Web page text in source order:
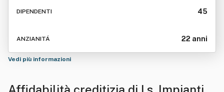
DIPENDENTI 45
ANZIANITÁ 22 anni
Vedi più informazioni